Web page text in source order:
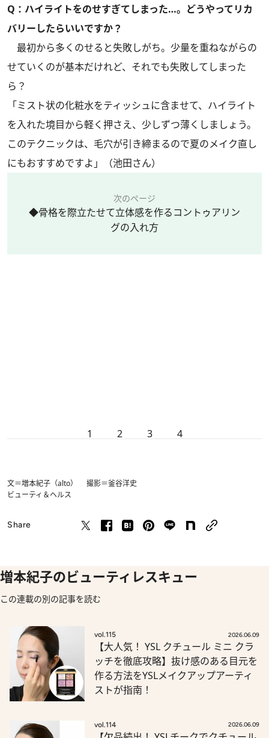
Q：ハイライトをのせすぎてしまった…。どうやってリカ
バリーしたらいいですか？
最初から多くのせると失敗しがち。少量を重ねながらの
せていくのが基本だけれど、それでも失敗してしまった
ら？
「ミスト状の化粧水をティッシュに含ませて、ハイライト
を入れた境目から軽く押さえ、少しずつ薄くしましょう。
このテクニックは、毛穴が引き締まるので夏のメイク直し
にもおすすめですよ」（池田さん）
次のページ
◆骨格を際立たせて立体感を作るコントゥアリン
グの入れ方
1 2 3 4
文＝増本紀子（alto） 撮影＝釜谷洋史
ビューティ＆ヘルス
Share
増本紀子のビューティレスキュー
この連載の別の記事を読む
vol.115 2026.06.09
【大人気！ YSL クチュール ミニ クラ
ッチを徹底攻略】抜け感のある目元を
作る方法をYSLメイクアップアーティ
ストが指南！
vol.114 2026.06.09